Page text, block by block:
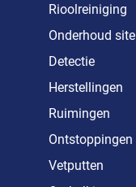
Rioolreiniging
Onderhoud site
Detectie
Herstellingen
Ruimingen
Ontstoppingen
Vetputten